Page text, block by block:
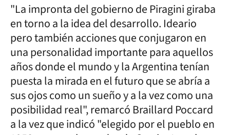
"La impronta del gobierno de Piragini giraba
en torno a la idea del desarrollo. Ideario
pero también acciones que conjugaron en
una personalidad importante para aquellos
años donde el mundo y la Argentina tenían
puesta la mirada en el futuro que se abría a
sus ojos como un sueño y a la vez como una
posibilidad real", remarcó Braillard Poccard
a la vez que indicó "elegido por el pueblo en